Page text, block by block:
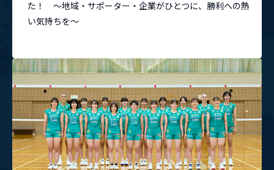
た！ ～地域・サポーター・企業がひとつに、勝利への熱
い気持ちを～